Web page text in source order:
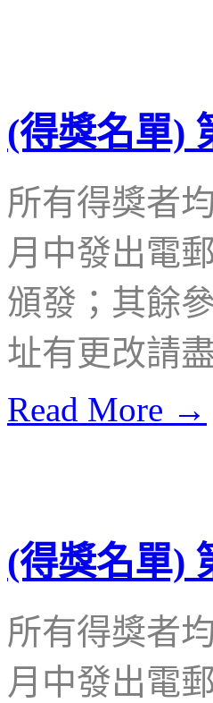
(得獎名單)
所有得獎者
月中發出電
頒發；其餘
址有更改請
Read More →
(得獎名單)
所有得獎者
月中發出電